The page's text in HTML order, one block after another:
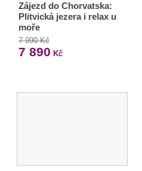
Zájezd do Chorvatska:
Plitvická jezera i relax u
moře
7 990 Kč
7 890 Kč